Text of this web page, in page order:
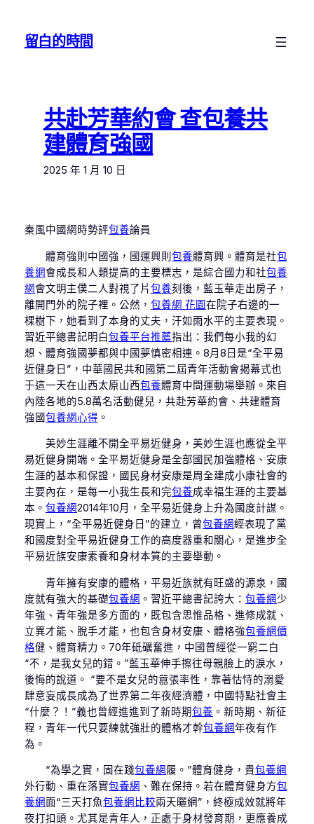
留白的時間
共赴芳華約會 查包養共
建體育強國
2025 年 1 月 10 日
秦風中國網時勢評包養論員
體育強則中國強，國運興則 包養體育興。體育是社包
養網會成長和人類提高的主要標志，是綜合國力和社包養
網會文明主僕二人對視了片包養刻後，藍玉華走出房子，
離開門外的院子裡。公然， 包養網 花園在院子右邊的一
棵樹下，她看到了本身的丈夫，汗如雨水平的主要表現。
習近平總書記明白包養平台推薦指出：我們每小我的幻
想、體育強國夢都與中國夢慎密相連。8月8日是“全平易
近健身日”，中華國民共和國第二屆青年活動會揭幕式也
于這一天在山西太原山西包養體育中間運動場舉辦。來自
內陸各地的5.8萬名活動健兒，共赴芳華約會、共建體育
強國包養網心得 。
美妙生涯離不開全平易近健身，美妙生涯也應從全平
易近健身開端。全平易近健身是全部國民加強體格、安康
生涯的基本和保證，國民身材安康是周全建成小康社會的
主要內在，是每一小我生長和完包養成幸福生涯的主要基
本。 包養網2014年10月，全平易近健身上升為國度計謀。
現實上，“全平易近健身日”的建立，曾包養網經表現了黨
和國度對全平易近健身工作的高度器重和關心，是進步全
平易近族安康素養和身材本質的主要舉動。
青年擁有安康的體格，平易近族就有旺盛的源泉，國
度就有強大的基礎包養網 。習近平總書記誇大： 包養網少
年強、青年強是多方面的，既包含思惟品格、進修成就、
立異才能、脫手才能，也包含身材安康、體格強包養網價
格健、體育精力。70年砥礪奮進，中國曾經從一窮二白
“不，是我女兒的錯。”藍玉華伸手擦往母親臉上的淚水，
後悔的說道。 “要不是女兒的囂張率性，靠著怙恃的溺愛
肆意妄成長成為了世界第二年夜經濟體，中國特點社會主
“什麼？！”義也曾經進進到了新時期包養 。新時期、新征
程，青年一代只要練就強壯的體格才幹包養網年夜有作
為。
“為學之實，固在踐包養網履。”體育健身，貴包養網
外行動、重在落實包養網 、難在保持。若在體育健身方包
養網面“三天打魚包養網比較兩天曬網”，終極成效就將年
夜打扣頭。尤其是青年人，正處于身材發育期，更應養成